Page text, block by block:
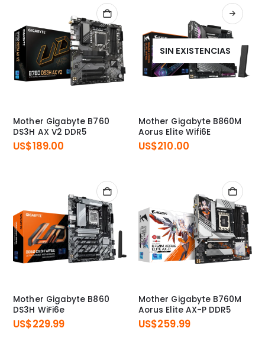
Mother Gigabyte B760
DS3H AX V2 DDR5
US$189.00
SIN EXISTENCIAS
Mother Gigabyte B860M
Aorus Elite Wifi6E
US$210.00
Mother Gigabyte B860
DS3H WiFi6e
US$229.99
Mother Gigabyte B760M
Aorus Elite AX-P DDR5
US$259.99